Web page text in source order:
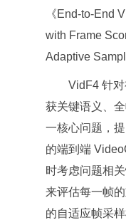
《End-to-End
with Frame
Adaptive
VidF4 针
获关键语义、
一核心问题，
的端到端
时考虑问题相
来评估每一帧
的自适应帧采